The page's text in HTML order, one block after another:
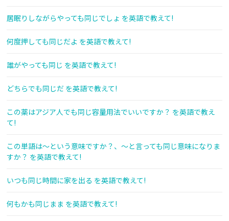
居眠りしながらやっても同じでしょ を英語で教えて!
何度押しても同じだよ を英語で教えて!
誰がやっても同じ を英語で教えて!
どちらでも同じだ を英語で教えて!
この薬はアジア人でも同じ容量用法でいいですか？ を英語で教え
て!
この単語は〜という意味ですか？、〜と言っても同じ意味になりま
すか？ を英語で教えて!
いつも同じ時間に家を出る を英語で教えて!
何もかも同じまま を英語で教えて!